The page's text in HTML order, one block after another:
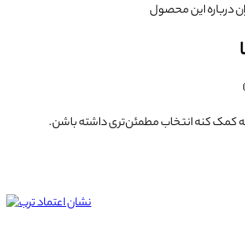
درباره این محصول
کمک کنه انتخاب مطمئن‌تری داشته باشن.